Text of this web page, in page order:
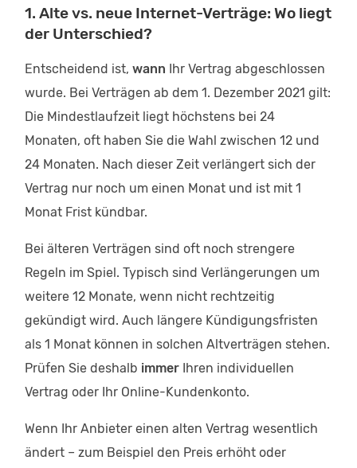
1. Alte vs. neue Internet-Verträge: Wo liegt
der Unterschied?
Entscheidend ist, wann Ihr Vertrag abgeschlossen
wurde. Bei Verträgen ab dem 1. Dezember 2021 gilt:
Die Mindestlaufzeit liegt höchstens bei 24
Monaten, oft haben Sie die Wahl zwischen 12 und
24 Monaten. Nach dieser Zeit verlängert sich der
Vertrag nur noch um einen Monat und ist mit 1
Monat Frist kündbar.
Bei älteren Verträgen sind oft noch strengere
Regeln im Spiel. Typisch sind Verlängerungen um
weitere 12 Monate, wenn nicht rechtzeitig
gekündigt wird. Auch längere Kündigungsfristen
als 1 Monat können in solchen Altverträgen stehen.
Prüfen Sie deshalb immer Ihren individuellen
Vertrag oder Ihr Online-Kundenkonto.
Wenn Ihr Anbieter einen alten Vertrag wesentlich
ändert – zum Beispiel den Preis erhöht oder